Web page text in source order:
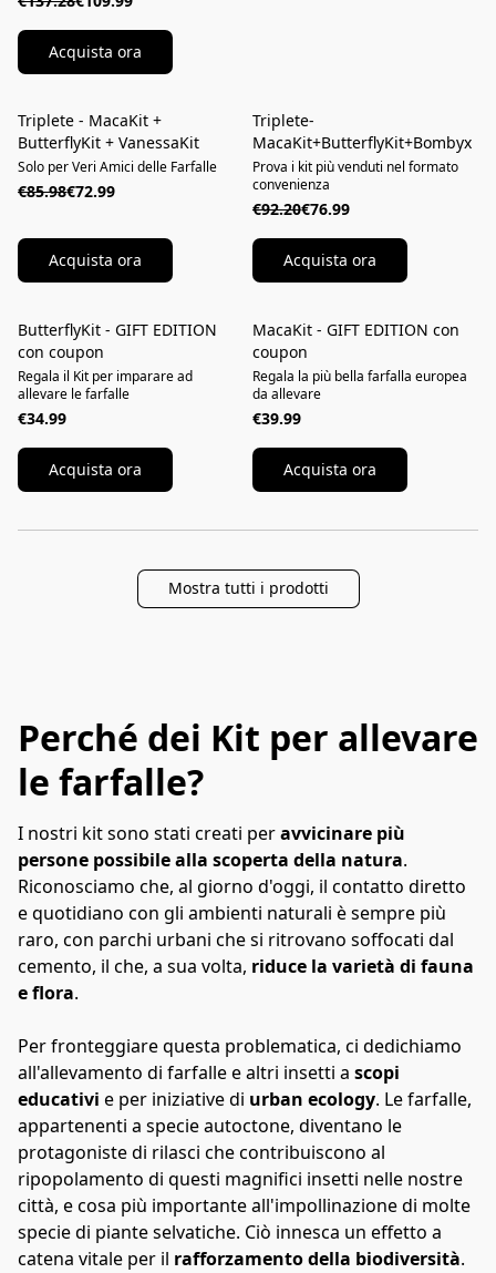
Acquista ora
Triplete-
MacaKit+ButterflyKit+Bombyx
Prova i kit più venduti nel formato
convenienza
€92.20€76.99
Acquista ora
Triplete - MacaKit +
ButterflyKit + VanessaKit
Solo per Veri Amici delle Farfalle
€85.98€72.99
Acquista ora
KIT REGALO
MacaKit - GIFT EDITION con
coupon
Regala la più bella farfalla europea
da allevare
€39.99
Acquista ora
KIT REGALO
ButterflyKit - GIFT EDITION
con coupon
Regala il Kit per imparare ad
allevare le farfalle
€34.99
Acquista ora
Mostra tutti i prodotti
Perché dei Kit per allevare
le farfalle?
I nostri kit sono stati creati per avvicinare più
persone possibile alla scoperta della natura.
Riconosciamo che, al giorno d'oggi, il contatto diretto
e quotidiano con gli ambienti naturali è sempre più
raro, con parchi urbani che si ritrovano soffocati dal
cemento, il che, a sua volta, riduce la varietà di fauna
e flora.
Per fronteggiare questa problematica, ci dedichiamo
all'allevamento di farfalle e altri insetti a scopi
educativi e per iniziative di urban ecology. Le farfalle,
appartenenti a specie autoctone, diventano le
protagoniste di rilasci che contribuiscono al
ripopolamento di questi magnifici insetti nelle nostre
città, e cosa più importante all'impollinazione di molte
specie di piante selvatiche. Ciò innesca un effetto a
catena vitale per il rafforzamento della biodiversità.